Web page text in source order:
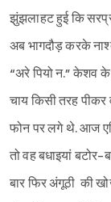
झुंझलाहट हुई कि
अब भागदौड़ करके
“अरे पियो न.” केशव के
चाय किसी तरह
फोन पर लगे थे. आज
तो वह बधाइयां
बार फिर अंगूठी की